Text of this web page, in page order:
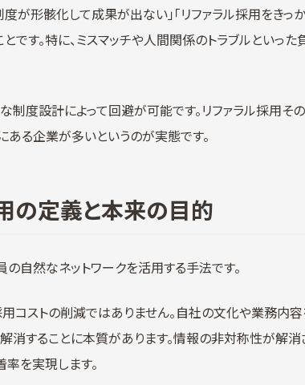
が形骸化して成果が出ない」「リファラル採用をきっ
です。特に、ミスマッチや人間関係のトラブルといっ
制度設計によって回避が可能です。リファラル採用その
ある企業が多いというのが実態です。
の定義と本来の目的
の自然なネットワークを活用する手法です。
コストの削減ではありません。自社の文化や業務内
消することに本質があります。情報の非対称性が解消
率を実現します。